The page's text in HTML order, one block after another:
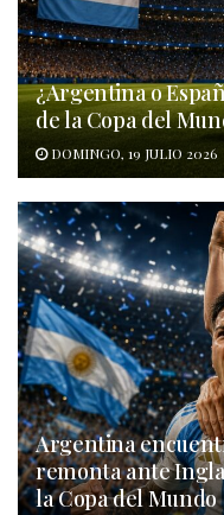
¿Argentina o
de la Copa del
DOMINGO, 19 JULIO 2026
Argentina
remonta ante
la Copa del Mundo